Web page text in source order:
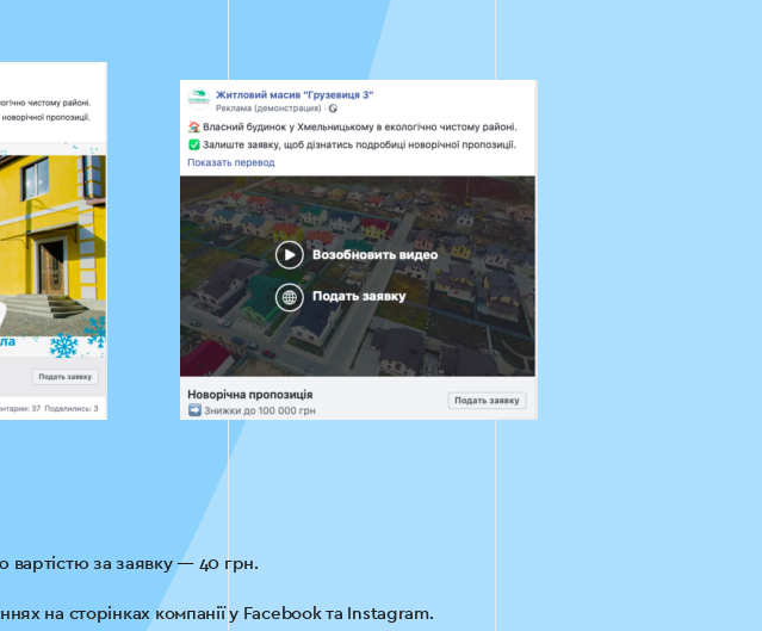
вартістю за заявку — 40 грн.
на сторінках компанії у Facebook та Instagram.